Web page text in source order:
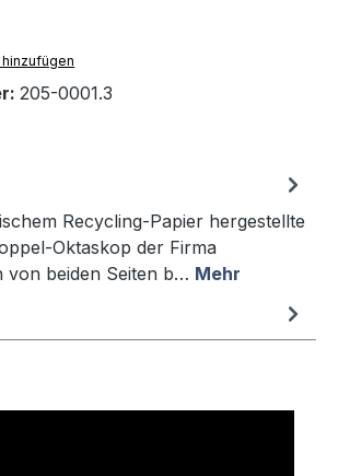
205-0001.3
Recycling-Papier hergestellte
Oktaskop der Firma
von beiden Seiten b… Mehr